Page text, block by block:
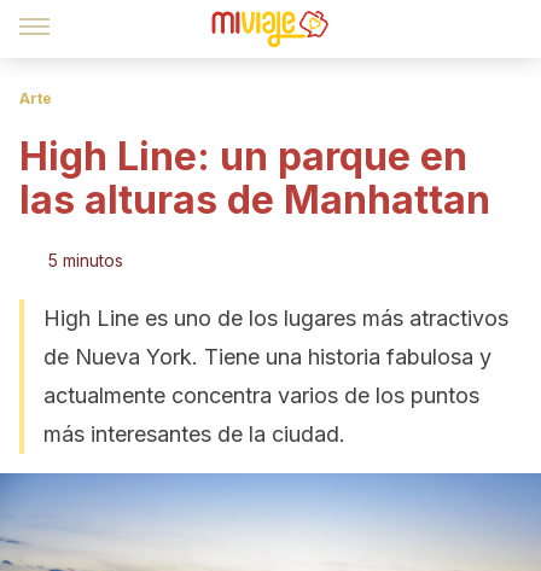
Arte
High Line: un parque en
las alturas de Manhattan
5 minutos
High Line es uno de los lugares más atractivos
de Nueva York. Tiene una historia fabulosa y
actualmente concentra varios de los puntos
más interesantes de la ciudad.